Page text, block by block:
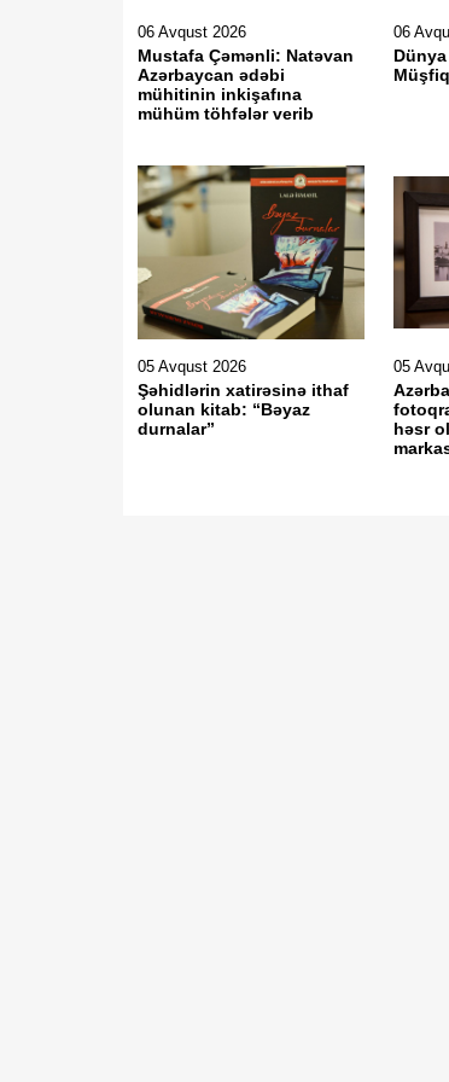
06 Avqust 2026
Mustafa Çəmənli: Natəvan
Azərbaycan ədəbi
mühitinin inkişafına
mühüm töhfələr verib
06
05 Avqust 2026
Şəhidlərin xatirəsinə ithaf
olunan kitab: “Bəyaz
durnalar”
05
həsr